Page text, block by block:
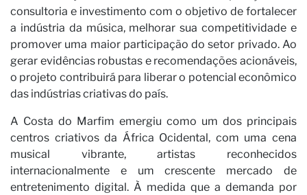
consultoria e investimento com o objetivo de fortalecer
a indústria da música, melhorar sua competitividade e
promover uma maior participação do setor privado. Ao
gerar evidências robustas e recomendações acionáveis,
o projeto contribuirá para liberar o potencial econômico
das indústrias criativas do país.
A Costa do Marfim emergiu como um dos principais
centros criativos da África Ocidental, com uma cena
musical vibrante, artistas reconhecidos
internacionalmente e um crescente mercado de
entretenimento digital. À medida que a demanda por